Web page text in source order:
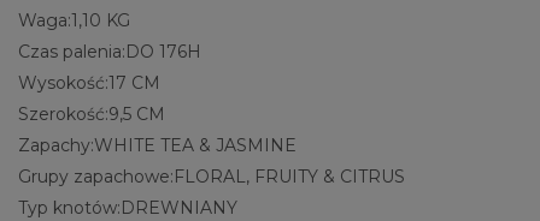
Waga:1,10 KG
Czas palenia:DO 176H
Wysokość:17 CM
Szerokość:9,5 CM
Zapachy:WHITE TEA & JASMINE
Grupy zapachowe:FLORAL, FRUITY & CITRUS
Typ knotów:DREWNIANY